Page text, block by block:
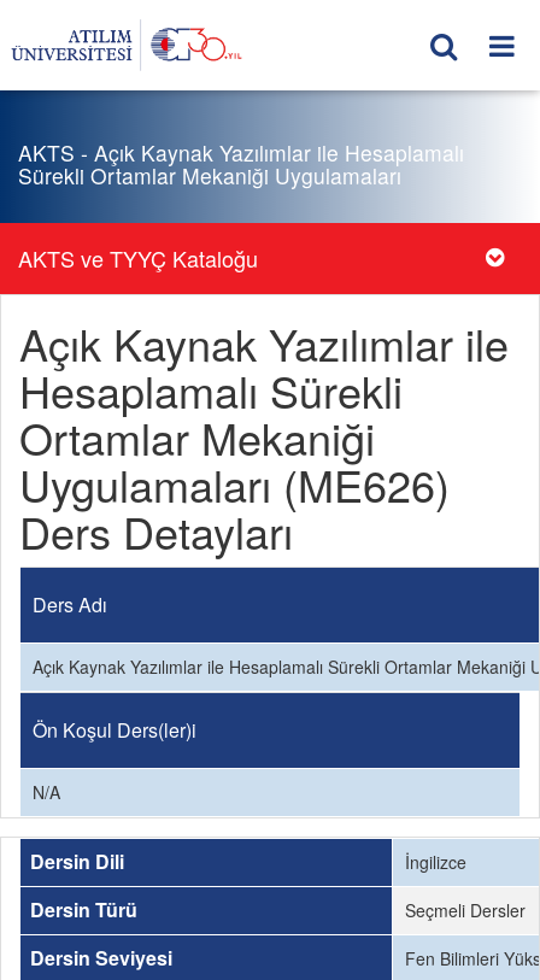
AKTS - Açık Kaynak Yazılımlar ile Hesaplamalı
Sürekli Ortamlar Mekaniği Uygulamaları
AKTS ve TYYÇ Kataloğu
Açık Kaynak Yazılımlar ile
Hesaplamalı Sürekli
Ortamlar Mekaniği
Uygulamaları (ME626)
Ders Detayları
Ders Adı
Açık Kaynak Yazılımlar ile Hesaplamalı Sürekli Ortamlar Mekaniği
Ön Koşul Ders(ler)i
N/A
Dersin Dili İngilizce
Dersin Türü Seçmeli Dersler
Dersin Seviyesi Fen Bilimleri